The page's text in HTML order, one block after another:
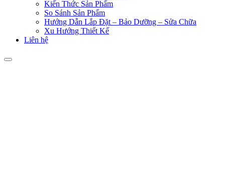
Kiến Thức Sản Phẩm
So Sánh Sản Phẩm
Hướng Dẫn Lắp Đặt – Bảo Dưỡng – Sửa Chữa
Xu Hướng Thiết Kế
Liên hệ